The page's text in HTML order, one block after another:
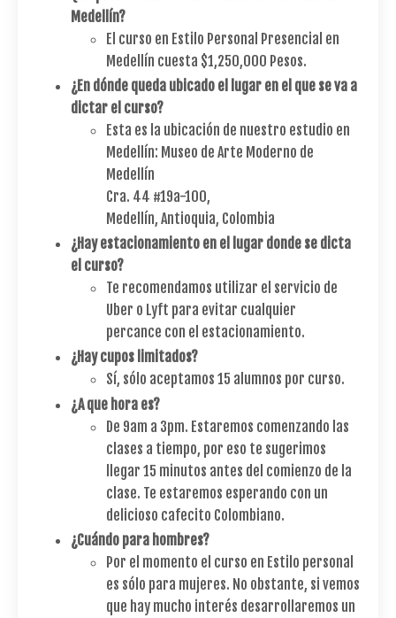
Medellín?
El curso en Estilo Personal Presencial en
Medellín cuesta $1,250,000 Pesos.
¿En dónde queda ubicado el lugar en el que se va a
dictar el curso?
Esta es la ubicación de nuestro estudio en
Medellín: Museo de Arte Moderno de
Medellín
Cra. 44 #19a-100,
Medellín, Antioquia, Colombia
¿Hay estacionamiento en el lugar donde se dicta
el curso?
Te recomendamos utilizar el servicio de
Uber o Lyft para evitar cualquier
percance con el estacionamiento.
¿Hay cupos limitados?
Sí, sólo aceptamos 15 alumnos por curso.
¿A que hora es?
De 9am a 3pm. Estaremos comenzando las
clases a tiempo, por eso te sugerimos
llegar 15 minutos antes del comienzo de la
clase. Te estaremos esperando con un
delicioso cafecito Colombiano.
¿Cuándo para hombres?
Por el momento el curso en Estilo personal
es sólo para mujeres. No obstante, si vemos
que hay mucho interés desarrollaremos un